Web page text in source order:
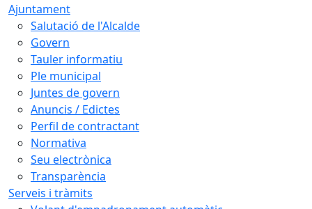
Ajuntament
Salutació de l'Alcalde
Govern
Tauler informatiu
Ple municipal
Juntes de govern
Anuncis / Edictes
Perfil de contractant
Normativa
Seu electrònica
Transparència
Serveis i tràmits